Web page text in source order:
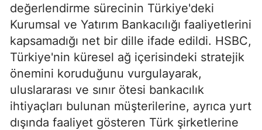
değerlendirme sürecinin Türkiye'deki
Kurumsal ve Yatırım Bankacılığı faaliyetlerini
kapsamadığı net bir dille ifade edildi. HSBC,
Türkiye'nin küresel ağ içerisindeki stratejik
önemini koruduğunu vurgulayarak,
uluslararası ve sınır ötesi bankacılık
ihtiyaçları bulunan müşterilerine, ayrıca yurt
dışında faaliyet gösteren Türk şirketlerine